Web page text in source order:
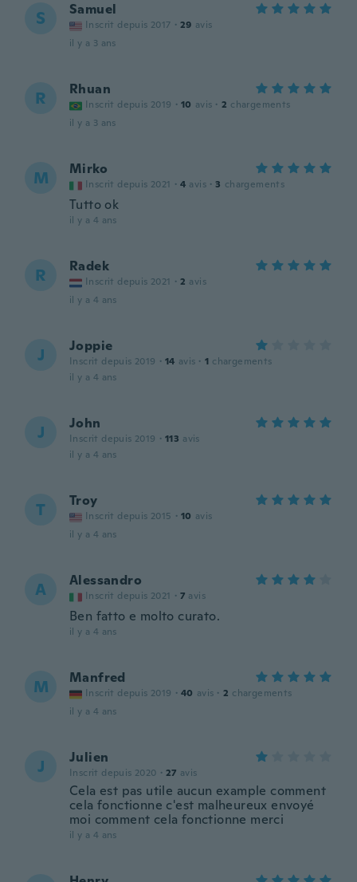
S Samuel
Inscrit depuis 2017 · 29 avis
il y a 3 ans
R Rhuan
Inscrit depuis 2019 · 10 avis · 2 chargements
il y a 3 ans
M Mirko
Inscrit depuis 2021 · 4 avis · 3 chargements
Tutto ok
il y a 4 ans
R Radek
Inscrit depuis 2021 · 2 avis
il y a 4 ans
J Joppie
Inscrit depuis 2019 · 14 avis · 1 chargements
il y a 4 ans
J John
Inscrit depuis 2019 · 113 avis
il y a 4 ans
T Troy
Inscrit depuis 2015 · 10 avis
il y a 4 ans
A Alessandro
Inscrit depuis 2021 · 7 avis
Ben fatto e molto curato.
il y a 4 ans
M Manfred
Inscrit depuis 2019 · 40 avis · 2 chargements
il y a 4 ans
J Julien
Inscrit depuis 2020 · 27 avis
Cela est pas utile aucun example comment
cela fonctionne c'est malheureux envoyé
moi comment cela fonctionne merci
il y a 4 ans